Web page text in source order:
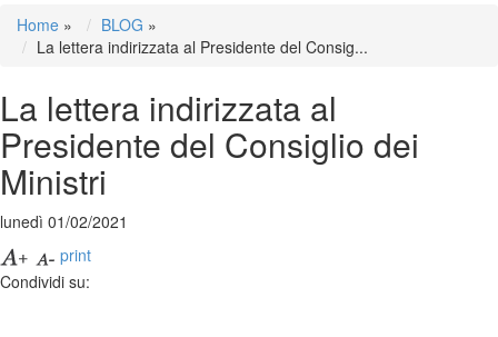
Home » BLOG »
La lettera indirizzata al Presidente del Consig...
La lettera indirizzata al
Presidente del Consiglio dei
Ministri
lunedì 01/02/2021
print
Condividi su: